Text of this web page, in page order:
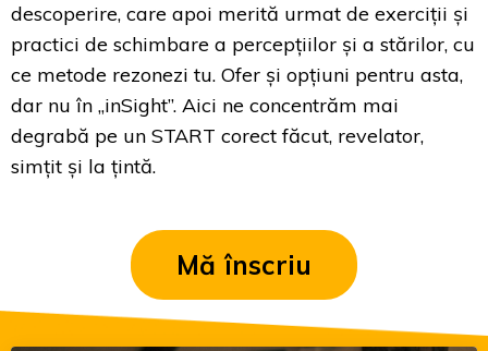
descoperire, care apoi merită urmat de exerciții și
practici de schimbare a percepțiilor și a stărilor, cu
ce metode rezonezi tu. Ofer și opțiuni pentru asta,
dar nu în „inSight”. Aici ne concentrăm mai
degrabă pe un START corect făcut, revelator,
simțit și la țintă.
Mă înscriu